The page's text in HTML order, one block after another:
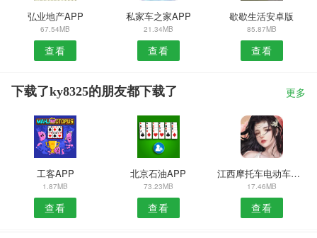
弘业地产APP
67.54MB
查看
私家车之家APP
21.34MB
查看
歇歇生活安卓版
85.87MB
查看
下载了ky8325的朋友都下载了 更多
工客APP
1.87MB
查看
北京石油APP
73.23MB
查看
江西摩托车电动车安卓版
17.46MB
查看